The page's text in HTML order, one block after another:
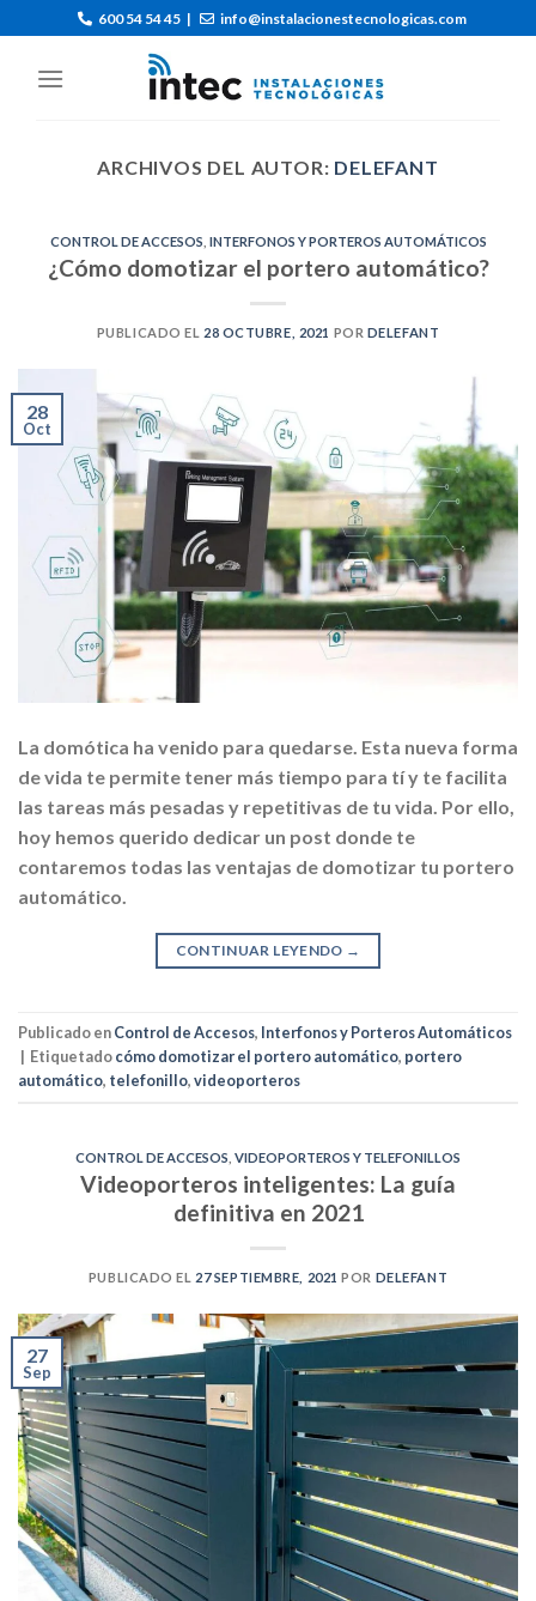
600 54 54 45 | info@instalacionestecnologicas.com
ARCHIVOS DEL AUTOR: DELEFANT
CONTROL DE ACCESOS INTERFONOS Y PORTEROS AUTOMÁTICOS
¿Cómo domotizar el portero automático?
PUBLICADO EL 28 OCTUBRE, 2021 POR DELEFANT
28
Oct
La domótica ha venido para quedarse. Esta nueva forma
de vida te permite tener más tiempo para tí y te facilita
las tareas más pesadas y repetitivas de tu vida. Por ello,
hoy hemos querido dedicar un post donde te
contaremos todas las ventajas de domotizar tu portero
automático.
CONTINUAR LEYENDO →
Publicado enControl de Accesos, Interfonos y Porteros Automáticos
| Etiquetadocómo domotizar el portero automático, portero
automático, telefonillo,videoporteros
CONTROL DE ACCESOS VIDEOPORTEROS Y TELEFONILLOS
Videoporteros inteligentes: La guía
definitiva en 2021
PUBLICADO EL 27 SEPTIEMBRE, 2021 POR DELEFANT
27
Sep